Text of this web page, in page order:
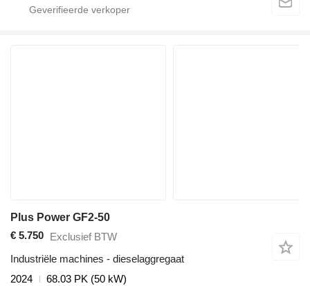
Plus Power GF2-50
€ 5.750 Exclusief BTW
Industriële machines - dieselaggregaat
2024
68.03 PK (50 kW)